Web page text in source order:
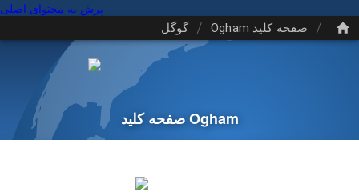
پرش به محتوای اصلی
/ صفحه کلید Ogham / گوگل
صفحه کلید Ogham